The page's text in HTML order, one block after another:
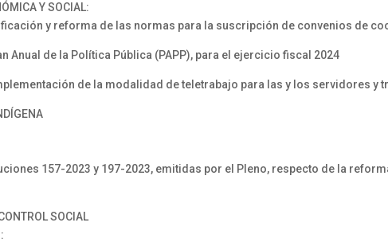
Y SOCIAL:
y reforma de las normas para la suscripción de convenios de
Anual de la Política Pública (PAPP), para el ejercicio fiscal 2024
de la modalidad de teletrabajo para las y los servidores y
157-2023 y 197-2023, emitidas por el Pleno, respecto de la
SOCIAL